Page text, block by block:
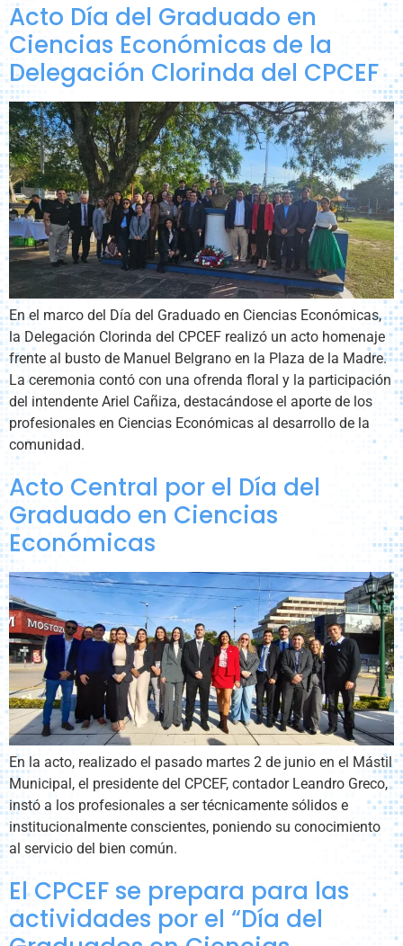
Acto Día del Graduado en
Ciencias Económicas de la
Delegación Clorinda del CPCEF
En el marco del Día del Graduado en Ciencias Económicas,
la Delegación Clorinda del CPCEF realizó un acto homenaje
frente al busto de Manuel Belgrano en la Plaza de la Madre.
La ceremonia contó con una ofrenda floral y la participación
del intendente Ariel Cañiza, destacándose el aporte de los
profesionales en Ciencias Económicas al desarrollo de la
comunidad.
Acto Central por el Día del
Graduado en Ciencias
Económicas
En la acto, realizado el pasado martes 2 de junio en el Mástil
Municipal, el presidente del CPCEF, contador Leandro Greco,
instó a los profesionales a ser técnicamente sólidos e
institucionalmente conscientes, poniendo su conocimiento
al servicio del bien común.
El CPCEF se prepara para las
actividades por el “Día del